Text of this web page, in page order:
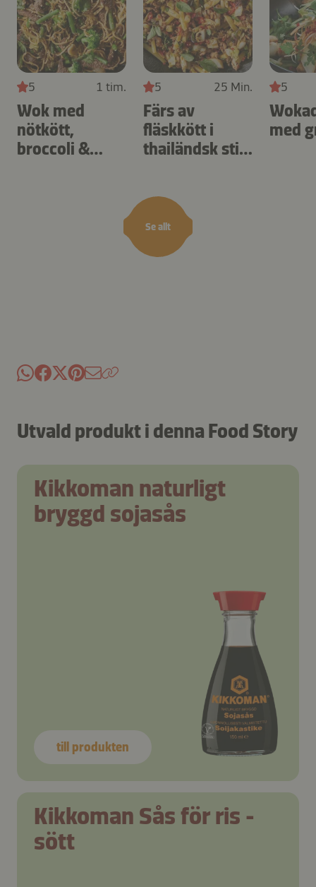
Se allt
5 1 tim.
Wok med
nötkött,
broccoli &
5 25 Min.
Färs av
fläskkött i
thailändsk stil
5
med
Utvald produkt i denna Food Story
Kikkoman naturligt
bryggd sojasås
till produkten
Kikkoman Sås för ris -
sött